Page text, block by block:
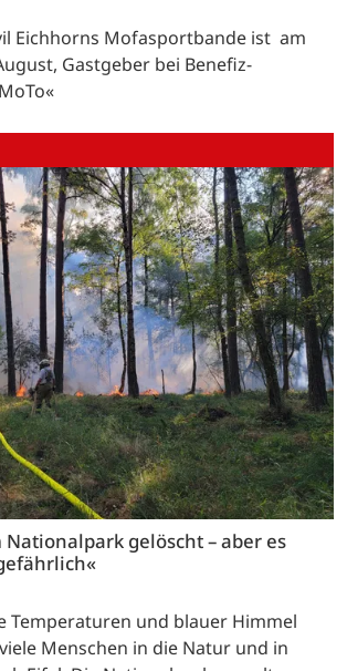
Eichhorns Mofasportbande ist am
Gastgeber bei Benefiz-
gelöscht – aber es
Temperaturen und blauer Himmel
Menschen in die Natur und in